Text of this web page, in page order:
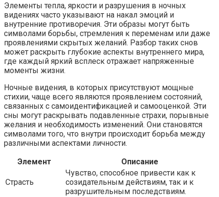
Элементы тепла, яркости и разрушения в ночных
видениях часто указывают на накал эмоций и
внутренние противоречия. Эти образы могут быть
символами борьбы, стремления к переменам или даже
проявлениями скрытых желаний. Разбор таких снов
может раскрыть глубокие аспекты внутреннего мира,
где каждый яркий всплеск отражает напряженные
моменты жизни.
Ночные видения, в которых присутствуют мощные
стихии, чаще всего являются проявлением состояний,
связанных с самоидентификацией и самооценкой. Эти
сны могут раскрывать подавленные страхи, порывные
желания и необходимость изменений. Они становятся
символами того, что внутри происходит борьба между
различными аспектами личности.
Элемент
Описание
Страсть
Чувство, способное привести как к
созидательным действиям, так и к
разрушительным последствиям.